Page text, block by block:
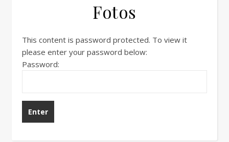
Fotos
This content is password protected. To view it
please enter your password below:
Password: